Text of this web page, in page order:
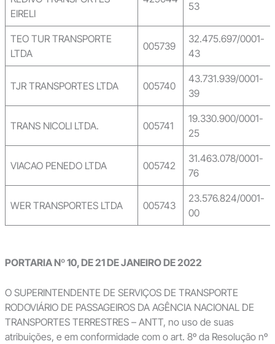
EIRELI
53
TEO TUR TRANSPORTE
LTDA
005739
32.475.697/0001-
43
TJR TRANSPORTES LTDA 005740
43.731.939/0001-
39
TRANS NICOLI LTDA. 005741
19.330.900/0001-
25
VIACAO PENEDO LTDA 005742
31.463.078/0001-
76
WER TRANSPORTES LTDA 005743
23.576.824/0001-
00
PORTARIA Nº 10, DE 21 DE JANEIRO DE 2022
O SUPERINTENDENTE DE SERVIÇOS DE TRANSPORTE
RODOVIÁRIO DE PASSAGEIROS DA AGÊNCIA NACIONAL DE
TRANSPORTES TERRESTRES – ANTT, no uso de suas
atribuições, e em conformidade com o art. 8º da Resolução nº